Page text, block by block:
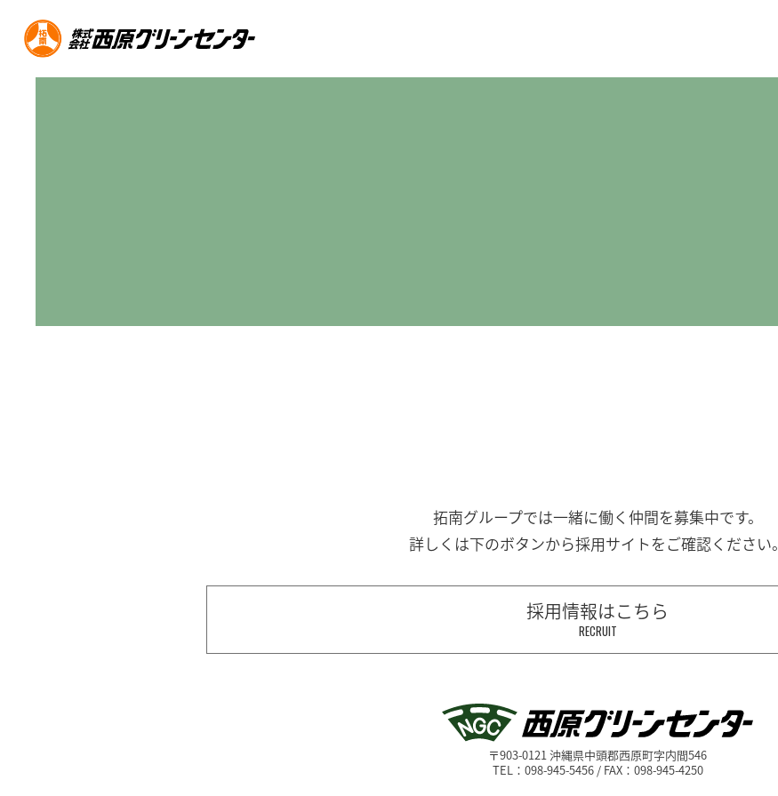
拓南グループでは一緒に働く 仲間を募集中です。
詳しくは下のボタンから採用サイトをご確認ください。
採用情報はこちら
RECRUIT
〒903-0121 沖縄県中頭郡西原町字内間546
TEL：098-945-5456 / FAX：098-945-4250